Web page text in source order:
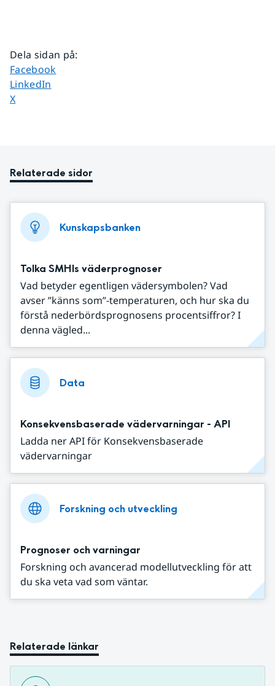
Dela sidan på:
Dela sidan på
Facebook
Dela sidan på
LinkedIn
Dela sidan på
X
Relaterade sidor
Kunskapsbanken
Tolka SMHIs väderprognoser
Vad betyder egentligen vädersymbolen? Vad
avser ”känns som”-temperaturen, och hur ska du
förstå nederbördsprognosens procentsiffror? I
denna vägled...
Data
Konsekvensbaserade vädervarningar - API
Ladda ner API för Konsekvensbaserade
vädervarningar
Forskning och utveckling
Prognoser och varningar
Forskning och avancerad modellutveckling för att
du ska veta vad som väntar.
Relaterade länkar